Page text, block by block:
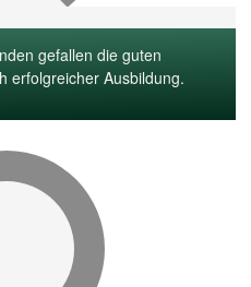
gefallen die guten
erfolgreicher Ausbildung.